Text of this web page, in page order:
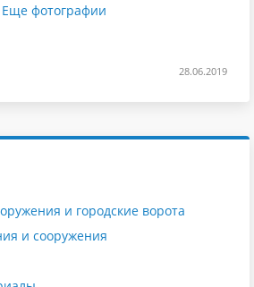
Еще фотографии
28.06.2019
и городские ворота
и сооружения